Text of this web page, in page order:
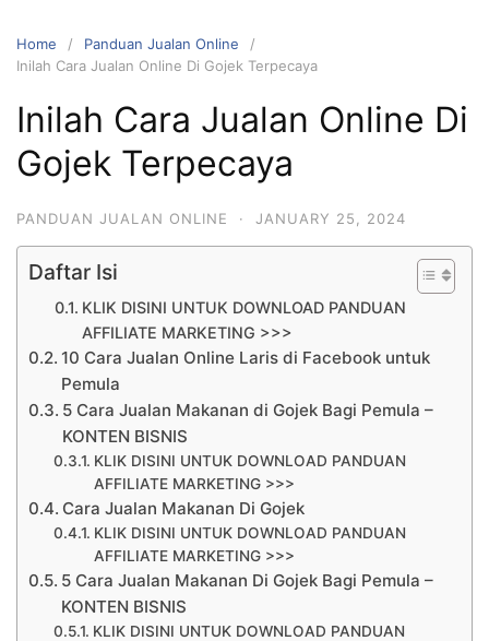
Home
Panduan Jualan Online
Inilah Cara Jualan Online Di Gojek Terpecaya
Inilah Cara Jualan Online Di
Gojek Terpecaya
PANDUAN JUALAN ONLINE · JANUARY 25, 2024
Daftar Isi
KLIK DISINI UNTUK DOWNLOAD PANDUAN
AFFILIATE MARKETING >>>
10 Cara Jualan Online Laris di Facebook untuk
Pemula
5 Cara Jualan Makanan di Gojek Bagi Pemula –
KONTEN BISNIS
KLIK DISINI UNTUK DOWNLOAD PANDUAN
AFFILIATE MARKETING >>>
Cara Jualan Makanan Di Gojek
KLIK DISINI UNTUK DOWNLOAD PANDUAN
AFFILIATE MARKETING >>>
5 Cara Jualan Makanan Di Gojek Bagi Pemula –
KONTEN BISNIS
KLIK DISINI UNTUK DOWNLOAD PANDUAN